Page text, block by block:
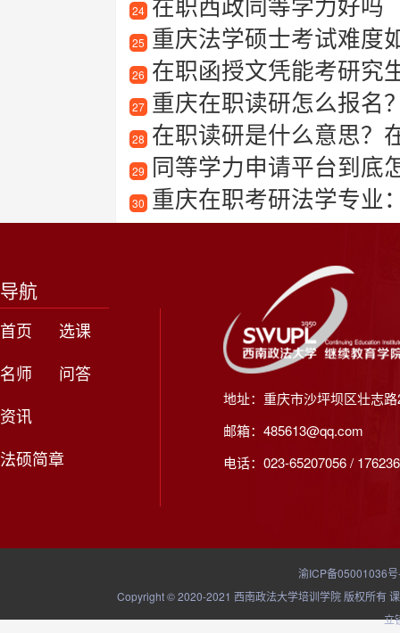
24
25 重庆法学硕士考试难度
26 在职函授文凭能考研究
27 重庆在职读研怎么报名
28 在职读研是什么意思？
29 同等学力申请平台到底怎
30 重庆在职考研法学专业
导航
首页
选课
名师
问答
资讯
法硕简章
地址：重庆市沙坪坝区壮志
邮箱：485613@qq.com
电话：023-65207056 /
渝ICP备05001036
Copyright © 2020-2021 西南政法大学培训学院 版权所有
立